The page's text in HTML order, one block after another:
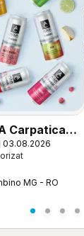
Carpatica
03.08.2026
MG - RO